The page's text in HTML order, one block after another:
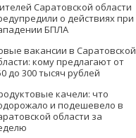
Саратовской области
о действиях при
БПЛА
вакансии в Саратовской
кому предлагают от
до 300 тысяч рублей
качели: что
и подешевело в
области за